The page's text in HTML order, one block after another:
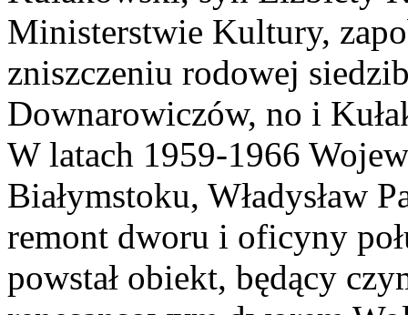
Ministerstwie Kultury,
zniszczeniu rodowej
Downarowiczów, no i
W latach 1959-1966
Białymstoku, Władysław
remont dworu i oficyny
powstał obiekt, będący